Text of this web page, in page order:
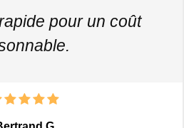
pour un coût